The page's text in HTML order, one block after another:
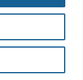
|Accessibilità
- P.IVA/Cod.